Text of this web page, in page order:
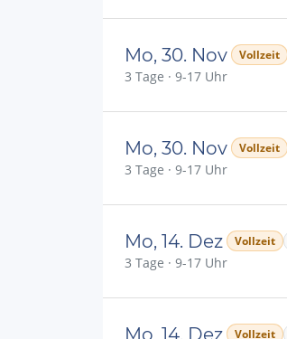
Mo, 30. Nov Vollzeit
3 Tage · 9-17 Uhr
Mo, 30. Nov Vollzeit
3 Tage · 9-17 Uhr
Mo, 14. Dez Vollzeit
3 Tage · 9-17 Uhr
Mo, 14. Dez Vollzeit